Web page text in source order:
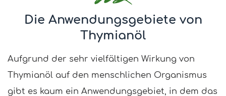
Die Anwendungsgebiete von
Thymianöl
Aufgrund der sehr vielfältigen Wirkung von
Thymianöl auf den menschlichen Organismus
gibt es kaum ein Anwendungsgebiet, in dem das